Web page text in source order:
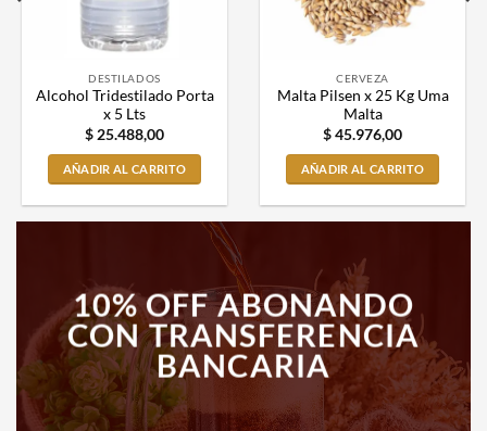
DESTILADOS
Alcohol Tridestilado Porta
x 5 Lts
$ 25.488,00
AÑADIR AL CARRITO
CERVEZA
Malta Pilsen x 25 Kg Uma
Malta
$45.976,00
AÑADIR AL CARRITO
10% OFF ABONANDO
CON TRANSFERENCIA
BANCARIA